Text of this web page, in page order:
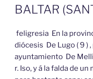
EL
BALTAR
feligresia En la
diócesis De Lugo ( 9 ) ,
ayuntamiento De
r. Iso, y á la falda de